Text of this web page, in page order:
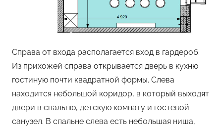
Справа от входа располагается вход в гардероб.
Из прихожей справа открывается дверь в кухню
гостиную почти квадратной формы. Слева
находится небольшой коридор, в который выходят
двери в спальню, детскую комнату и гостевой
санузел. В спальне слева есть небольшая ниша,